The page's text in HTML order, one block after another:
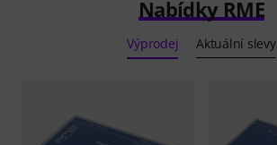
Nabídky RME
Výprodej Aktuální slevy